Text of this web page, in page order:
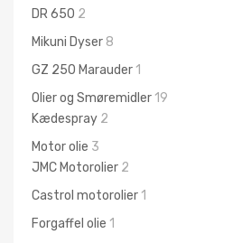
DR 650 2
Mikuni Dyser 8
GZ 250 Marauder 1
Olier og Smøremidler 19
Kædespray 2
Motor olie 3
JMC Motorolier 2
Castrol motorolier 1
Forgaffel olie 1